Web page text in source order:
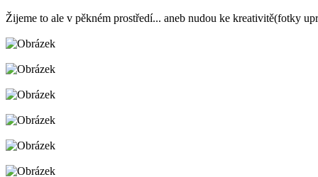
Žijeme to ale v pěkném prostředí... aneb nudou ke kreativitě(fotky